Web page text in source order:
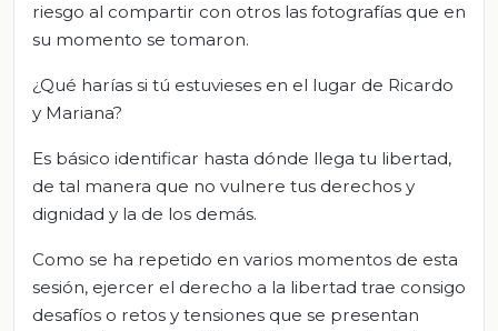
riesgo al compartir con otros las fotografías que en
su momento se tomaron.
¿Qué harías si tú estuvieses en el lugar de Ricardo
y Mariana?
Es básico identificar hasta dónde llega tu libertad,
de tal manera que no vulnere tus derechos y
dignidad y la de los demás.
Como se ha repetido en varios momentos de esta
sesión, ejercer el derecho a la libertad trae consigo
desafíos o retos y tensiones que se presentan